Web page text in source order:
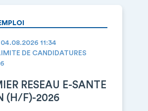
04.08.2026 11:34
DE CANDIDATURES
RESEAU E-SANTE
(H/F)-2026